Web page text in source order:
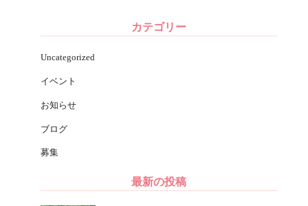
カテゴリー
Uncategorized
イベント
お知らせ
ブログ
募集
最新の投稿